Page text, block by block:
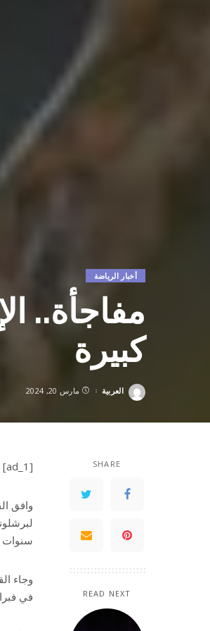
أخبار الرياضة
مفاجأة..
كبيرة
Posted
العربية مارس 20, 2024
SHARE
READ NEXT
[ad_1]
وافق
سنوات
وجاء
في